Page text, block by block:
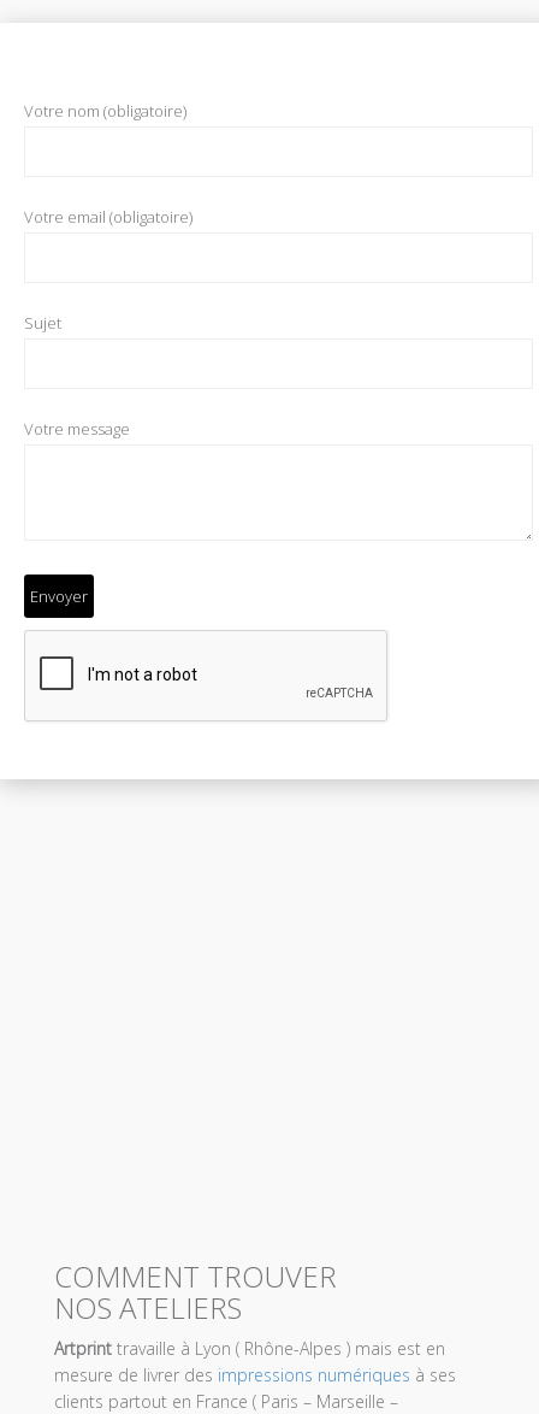
Votre nom (obligatoire)
Votre email (obligatoire)
Sujet
Votre message
COMMENT TROUVER
NOS ATELIERS
Artprint travaille à Lyon ( Rhône-Alpes ) mais est en
mesure de livrer des impressions numériques à ses
clients partout en France ( Paris – Marseille –